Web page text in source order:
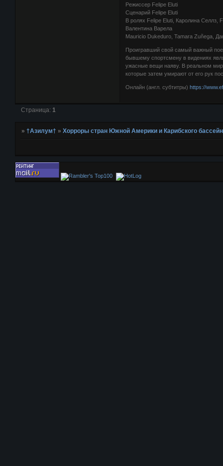
Режиссер Felipe Eluti
Сценарий Felipe Eluti
В ролях Felipe Eluti, Каролина Селлз,
Валентина Варела
Mauricio Dukeduro, Tamara Zuñega,
Проигравший свой самый важный
бывшему спортсмену в видениях
ужасные вещи наяву. В реальном
которые затем умирают от его рук
Онлайн (англ. субтитры)https://
Страница: 1
»†Азилум† »Хорроры стран Южной Америки и Карибского